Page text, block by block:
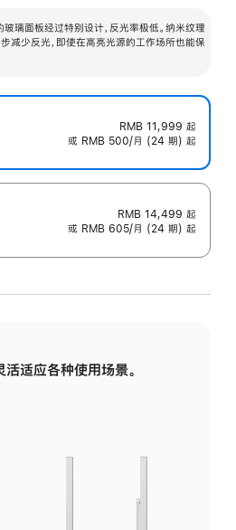
玻璃面板经过特别设计，反光率极低。纳米纹理
减少反光，即使在高亮光源的工作场所也能保
RMB 11,999 起
或 RMB 500/月 (24 期) 起
RMB 14,499 起
或 RMB 605/月 (24 期) 起
活适应各种使用场景。